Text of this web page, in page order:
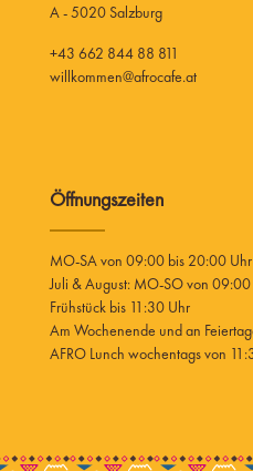
A - 5020 Salzburg
+43 662 844 88 811
willkommen@afrocafe.at
Öffnungszeiten
MO-SA von 09:00 bis 20:00 Uhr
Juli & August: MO-SO von
Frühstück bis 11:30 Uhr
Am Wochenende und an
AFRO Lunch wochentags von